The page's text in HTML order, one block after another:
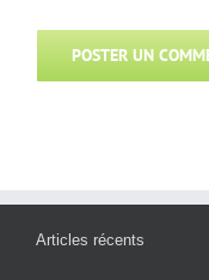
Articles récents